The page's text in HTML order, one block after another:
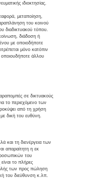
ιδιοκτησίας.
μεταποίηση,
του κοινού
διαδικτυακού τόπου.
διάδοση ή
με οποιοδήποτε
μόνο κατόπιν
άλλου
σε δικτυακούς
το περιεχόμενο των
από τη χρήση
δική του ευθύνη.
και τη διενέργεια των
απαραίτητη η εκ
του
το πλήρες
των προς πώληση
του διεύθυνση κ.λπ.